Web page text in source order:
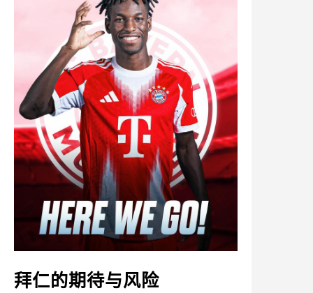
拜仁的期待与风险